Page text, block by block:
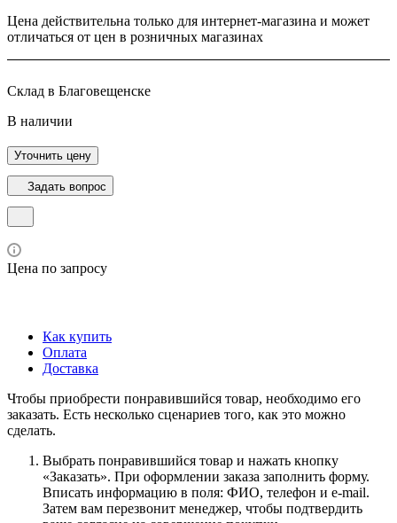
Цена действительна только для интернет-магазина и может
отличаться от цен в розничных магазинах
Склад в Благовещенске
В наличии
Уточнить цену
Задать вопрос
Цена по запросу
Как купить
Оплата
Доставка
Чтобы приобрести понравившийся товар, необходимо его
заказать. Есть несколько сценариев того, как это можно
сделать.
Выбрать понравившийся товар и нажать кнопку
«Заказать». При оформлении заказа заполнить форму.
Вписать информацию в поля: ФИО, телефон и e-mail.
Затем вам перезвонит менеджер, чтобы подтвердить